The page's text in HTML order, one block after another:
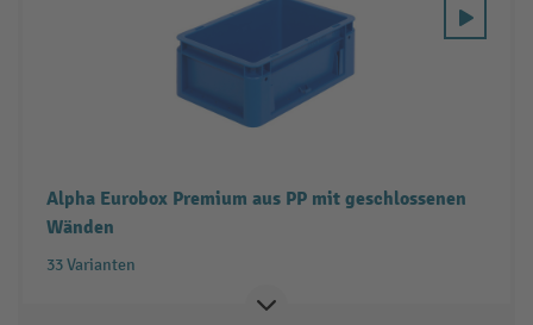
Alpha Eurobox Premium aus PP mit geschlossenen
Wänden
33 Varianten